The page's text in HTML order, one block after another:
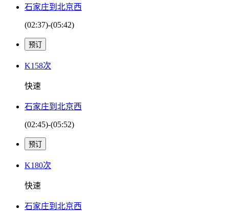
石家庄到北京西
(02:37)-(05:42)
K158次
快速
石家庄到北京西
(02:45)-(05:52)
K180次
快速
石家庄到北京西